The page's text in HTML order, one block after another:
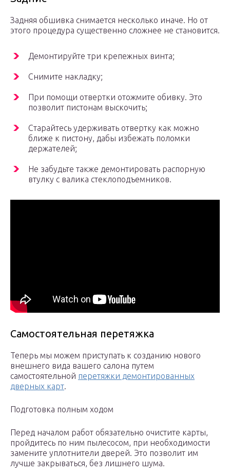
Задняя обшивка снимается несколько иначе. Но от
этого процедура существенно сложнее не становится.
Демонтируйте три крепежных винта;
Снимите накладку;
При помощи отвертки отожмите обивку. Это
позволит пистонам выскочить;
Старайтесь удерживать отвертку как можно
ближе к пистону, дабы избежать поломки
держателей;
Не забудьте также демонтировать распорную
втулку с валика стеклоподъемников.
Самостоятельная перетяжка
Теперь мы можем приступать к созданию нового
внешнего вида вашего салона путем
самостоятельной перетяжки демонтированных
дверных карт.
Подготовка полным ходом
Перед началом работ обязательно очистите карты,
пройдитесь по ним пылесосом, при необходимости
замените уплотнители дверей. Это позволит им
лучше закрываться, без лишнего шума.